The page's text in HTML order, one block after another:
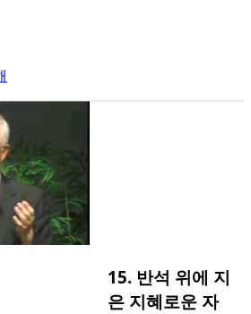
15. 반석 위에 지
은 지혜로운 자